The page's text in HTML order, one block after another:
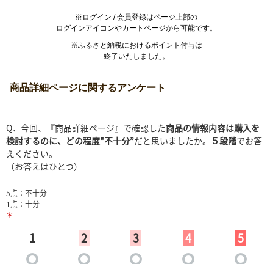
※ログイン / 会員登録はページ上部の
ログインアイコンやカートページから可能です。
※ふるさと納税におけるポイント付与は
終了いたしました。
商品詳細ページに関するアンケート